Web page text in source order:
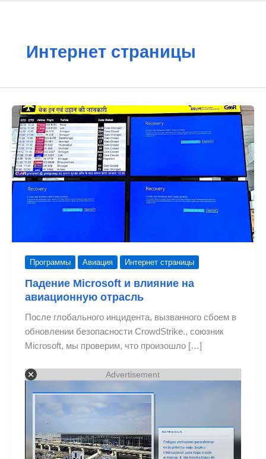
Интернет страницы
Программы Авиация Интернет страницы
Падение Microsoft и влияние на
авиационную отрасль
После глобального инцидента, вызванного сбоем в
обновлении безопасности CrowdStrike., союзник
Microsoft, мы проверим, что произошло […]
Advertisement